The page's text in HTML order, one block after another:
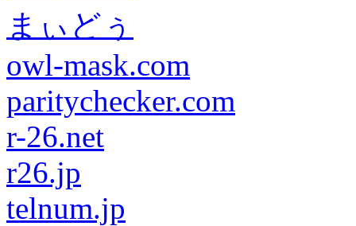
まぃどぅ
owl-mask.com
paritychecker.com
r-26.net
r26.jp
telnum.jp